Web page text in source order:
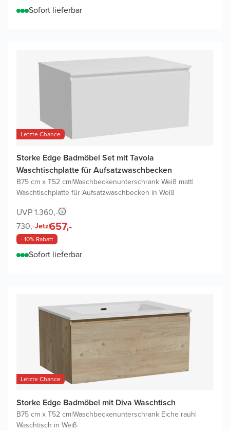
Sofort lieferbar
Letzte Chance
Storke Edge Badmöbel Set mit Tavola
Waschtischplatte für Aufsatzwaschbecken
B75 cm x T52 cm|Waschbeckenunterschrank Weiß matt|
Waschtischplatte für Aufsatzwaschbecken in Weiß
UVP 1.360,-
730,-Jetzt657,-
- 10% Rabatt
Sofort lieferbar
Letzte Chance
Storke Edge Badmöbel mit Diva Waschtisch
B75 cm x T52 cm|Waschbeckenunterschrank Eiche rauh|
Waschtisch in Weiß